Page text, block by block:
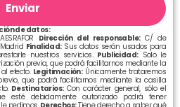
Enviar
de datos:
Dirección del responsable:C/ de
Finalidad:Sus datos serán usados para
nuestros servicios. Publicidad:Solo le
previa, que podrá facilitarnos mediante la
efecto. Legitimación:Únicamente trataremos
que podrá facilitarnos mediante la casilla
Destinatarios:Con carácter general, sólo el
esté debidamente autorizado podrá tener